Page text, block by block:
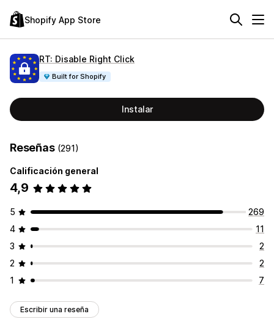
Shopify App Store
RT: Disable Right Click
Built for Shopify
Instalar
Reseñas (291)
Calificación general
4,9
5
269
4
11
3
2
2
2
1
7
Escribir una reseña